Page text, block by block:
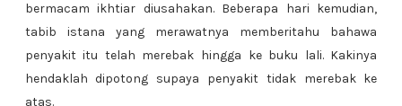
bermacam ikhtiar diusahakan. Beberapa hari kemudian,
tabib istana yang merawatnya memberitahu bahawa
penyakit itu telah merebak hingga ke buku lali. Kakinya
hendaklah dipotong supaya penyakit tidak merebak ke
atas.